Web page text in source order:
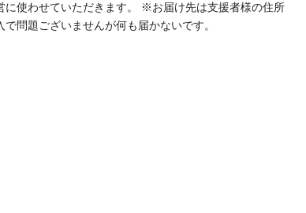
に使わせていただきます。 ※お届け先は支援者様の住所
で問題ございませんが何も届かないです。